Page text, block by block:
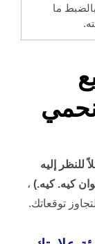
ما
للنظر إليه
،
توقعاتك.